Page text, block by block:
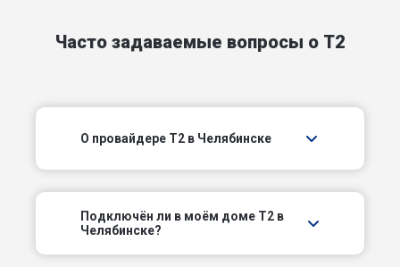
Гражданский пер
Дружный пер
Каретный пер
Часто задаваемые вопросы о T2
О провайдере T2 в Челябинске
Подключëн ли в моём доме T2 в
Челябинске?